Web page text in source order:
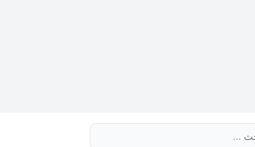
بحث متقدم